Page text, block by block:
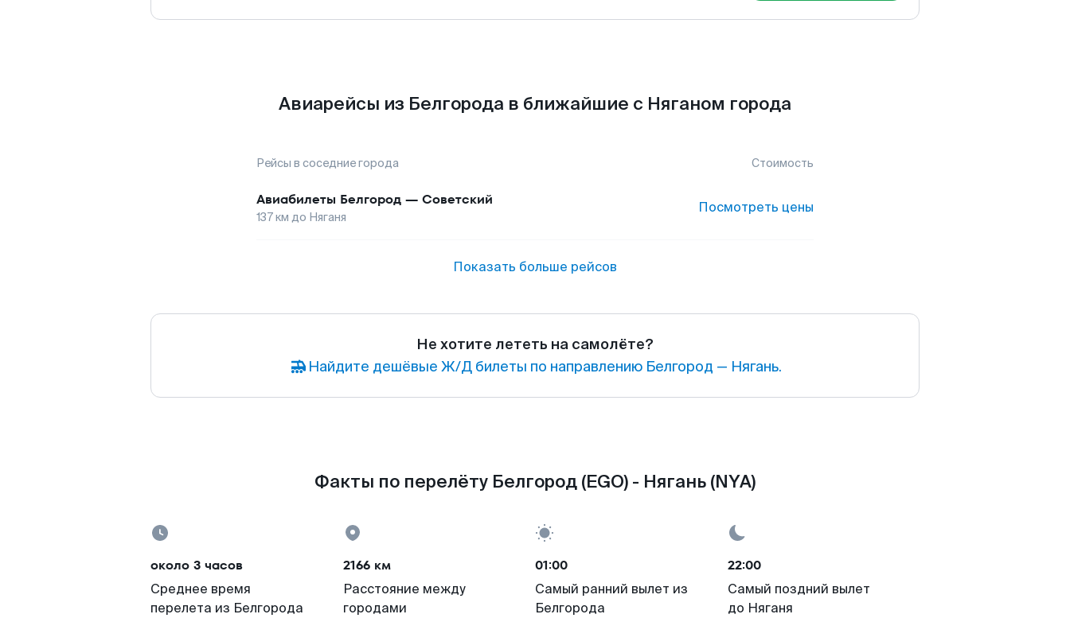
Авиарейсы из Белгорода в ближайшие с Няганом города
Рейсы в соседние города Стоимость
Авиабилеты Белгород — Советский
137км до Няганя
Посмотреть цены
Показать больше рейсов
Не хотите лететь на самолёте?
Найдите дешёвые Ж/Д билеты по направлению Белгород — Нягань.
Факты по перелёту Белгород (EGO) - Нягань (NYA)
около 3 часов
Среднее время
перелета из Белгорода
2166 км
Расстояние между
городами
01:00
Самый ранний вылет из
Белгорода
22:00
Самый поздний вылет
до Няганя